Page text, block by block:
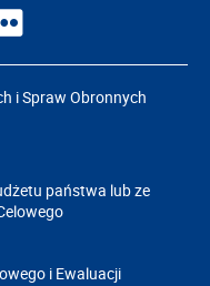
i Spraw Obronnych
państwa lub ze
i Ewaluacji